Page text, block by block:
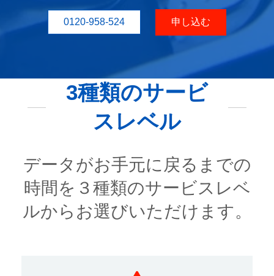
0120-958-524 申し込む
3種類のサービ
スレベル
データがお手元に戻るまでの
時間を３種類のサービスレベ
ルからお選びいただけます。